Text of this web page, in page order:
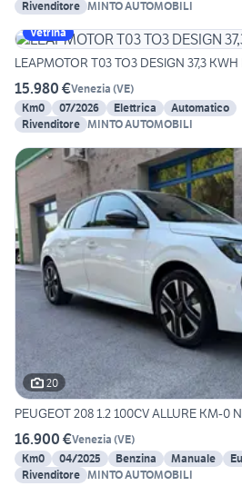
Rivenditore MINTO AUTOMOBILI
Vetrina
LEAPMOTOR T03 TO3 DESIGN 37,3
15.980 €Venezia (VE)
Km0
07/2026 Elettrica
Automatico
Rivenditore MINTO AUTOMOBILI
20
PEUGEOT 208 1.2 100CV ALLURE KM-0
16.900 €Venezia (VE)
Km0
04/2025 Benzina Manuale
Rivenditore MINTO AUTOMOBILI